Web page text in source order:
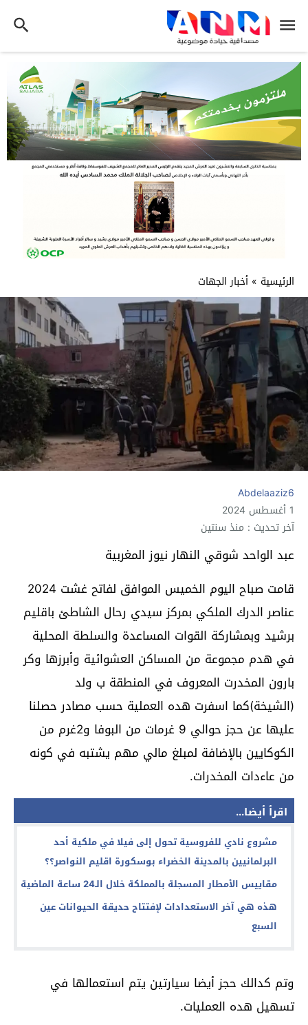
الرئيسية » أخبار الجهات
Abdelaaziz6
1 أغسطس 2024
آخر تحديث : منذ سنتين
عبد الواحد شوقي النهار نيوز المغربية
قامت صباح اليوم الخميس الموافق لفاتح غشت 2024
عناصر الدرك الملكي بمركز سيدي رحال الشاطئ باقليم
برشيد وبمشاركة القوات المساعدة والسلطة المحلية
في هدم مجموعة من المساكن العشوائية وأبرزها وكر
بارون المخدرت المعروف في المنطقة ب ولد
(الشيخة)كما اسفرت هده العملية حسب مصادر حصلنا
عليها عن حجز حوالي 9 غرمات من البوفا و2غرم من
الكوكايين بالإضافة لمبلغ مالي مهم يشتبه في كونه
من عاءدات المخدرات.
اقرأ أيضا...
مشروع نادي للفروسية تحول إلى فيلا في ملكية أحد
البرلمانيين بالمدينة الخضراء بوسكورة اقليم النواصر؟؟
مقاييس الأمطار المسجلة بالمملكة خلال الـ24 ساعة الماضية
هذه هي آخر الاستعدادات لإفتتاح حديقة الحيوانات عين
السبع
وتم كدالك حجز أيضا سيارتين يتم استعمالها في
تسهيل هده العمليات.